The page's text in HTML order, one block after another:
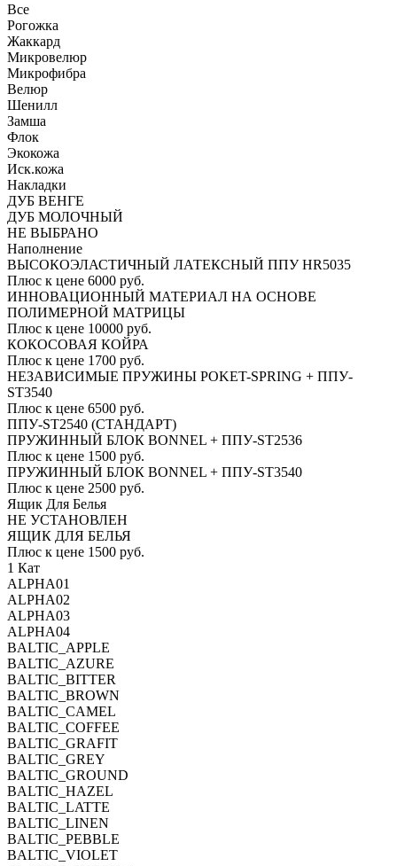
Все
Рогожка
Жаккард
Микровелюр
Микрофибра
Велюр
Шенилл
Замша
Флок
Экокожа
Иск.кожа
Накладки
ДУБ ВЕНГЕ
ДУБ МОЛОЧНЫЙ
НЕ ВЫБРАНО
Наполнение
ВЫСОКОЭЛАСТИЧНЫЙ ЛАТЕКСНЫЙ ППУ HR5035
Плюс к цене 6000 руб.
ИННОВАЦИОННЫЙ МАТЕРИАЛ НА ОСНОВЕ
ПОЛИМЕРНОЙ МАТРИЦЫ
Плюс к цене 10000 руб.
КОКОСОВАЯ КОЙРА
Плюс к цене 1700 руб.
НЕЗАВИСИМЫЕ ПРУЖИНЫ POKET-SPRING + ППУ-
ST3540
Плюс к цене 6500 руб.
ППУ-ST2540 (СТАНДАРТ)
ПРУЖИННЫЙ БЛОК BONNEL + ППУ-ST2536
Плюс к цене 1500 руб.
ПРУЖИННЫЙ БЛОК BONNEL + ППУ-ST3540
Плюс к цене 2500 руб.
Ящик Для Белья
НЕ УСТАНОВЛЕН
ЯЩИК ДЛЯ БЕЛЬЯ
Плюс к цене 1500 руб.
1 Кат
ALPHA01
ALPHA02
ALPHA03
ALPHA04
BALTIC_APPLE
BALTIC_AZURE
BALTIC_BITTER
BALTIC_BROWN
BALTIC_CAMEL
BALTIC_COFFEE
BALTIC_GRAFIT
BALTIC_GREY
BALTIC_GROUND
BALTIC_HAZEL
BALTIC_LATTE
BALTIC_LINEN
BALTIC_PEBBLE
BALTIC_VIOLET